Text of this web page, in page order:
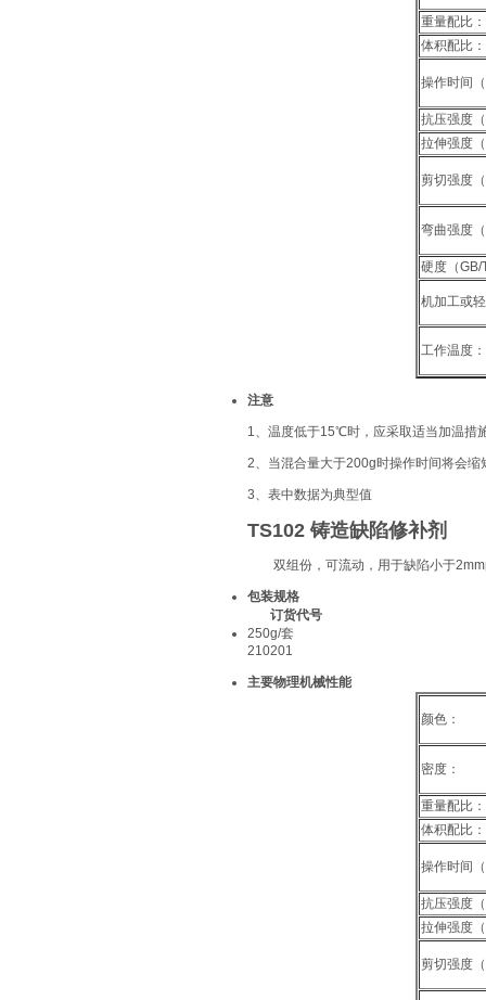
重量配比：
体积配比：
操作时间
抗压强度
拉伸强度
剪切强度
弯曲强度
硬度（GB/
机加工或
工作温度：
注意
1、温度低于15℃时，应采取适当加温措
2、当混合量大于200g时操作时间将会缩
3、表中数据为典型值
TS102 铸造缺陷修补剂
双组份，可流动，用于缺陷小于2mm
包装规格
订货代号
250g/套
210201
主要物理机械性能
颜色：
密度：
重量配比：
体积配比：
操作时间
抗压强度
拉伸强度
剪切强度